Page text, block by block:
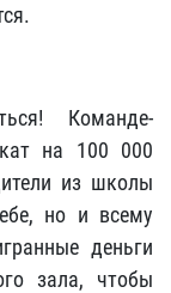
Команде-
на 100 000
из школы
но и всему
деньги
зала, чтобы